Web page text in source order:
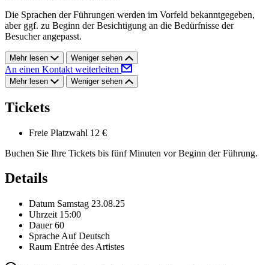
Die Sprachen der Führungen werden im Vorfeld bekanntgegeben,
aber ggf. zu Beginn der Besichtigung an die Bedürfnisse der
Besucher angepasst.
Mehr lesen Weniger sehen
An einen Kontakt weiterleiten
Mehr lesen Weniger sehen
Tickets
Freie Platzwahl 12 €
Buchen Sie Ihre Tickets bis fünf Minuten vor Beginn der Führung.
Details
Datum Samstag 23.08.25
Uhrzeit 15:00
Dauer 60
Sprache Auf Deutsch
Raum Entrée des Artistes